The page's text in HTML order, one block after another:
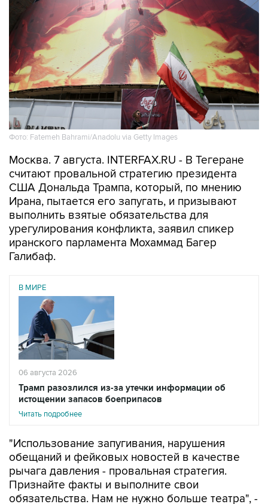
Фото: Fatemeh Bahrami/Anadolu via Getty Images
Москва. 7 августа. INTERFAX.RU - В Тегеране
США Дональда Трампа, который, по мнению
Ирана, пытается его запугать, и призывают
выполнить взятые обязательства для
урегулирования конфликта, заявил спикер
иранского парламента Мохаммад Багер
Галибаф.
В МИРЕ
06 августа 2026
Трамп разозлился из-за утечки информации об
истощении запасов боеприпасов
Читать подробнее
"Использование запугивания, нарушения
рычага давления - провальная стратегия.
Признайте факты и выполните свои
обязательства. Нам не нужно больше театра", -
написал Галибаф в соцсети X.